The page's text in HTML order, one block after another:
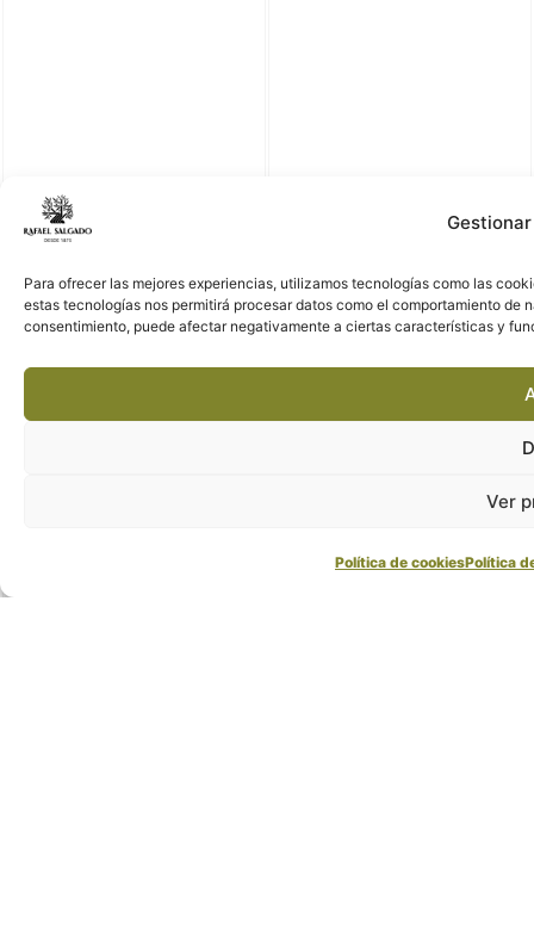
Para ofrecer las mejores experiencias, utilizamos tecnologías como las
estas tecnologías nos permitirá procesar datos como el comportamiento
consentimiento, puede afectar negativamente a ciertas características y
Ver
Política de cookiesPolítica